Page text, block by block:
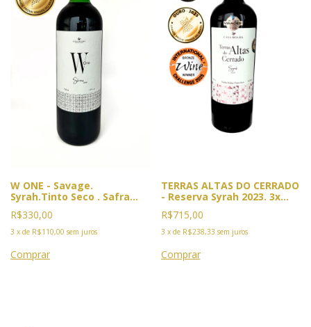
W ONE - Savage.
Syrah.Tinto Seco . Safra
2019 (Sem filtragem) Vin de
Garage. PREMIADO Ouro
GPVB 2026
R$330,00
3 x de R$110,00 sem juros
TERRAS ALTAS DO CERRADO
- Reserva Syrah 2023. 3x
Premiado. 2025, Ouro
Vinalies, Cannes, França e
GPVB, Rio. Bronze IWC
R$715,00
3 x de R$238,33 sem juros